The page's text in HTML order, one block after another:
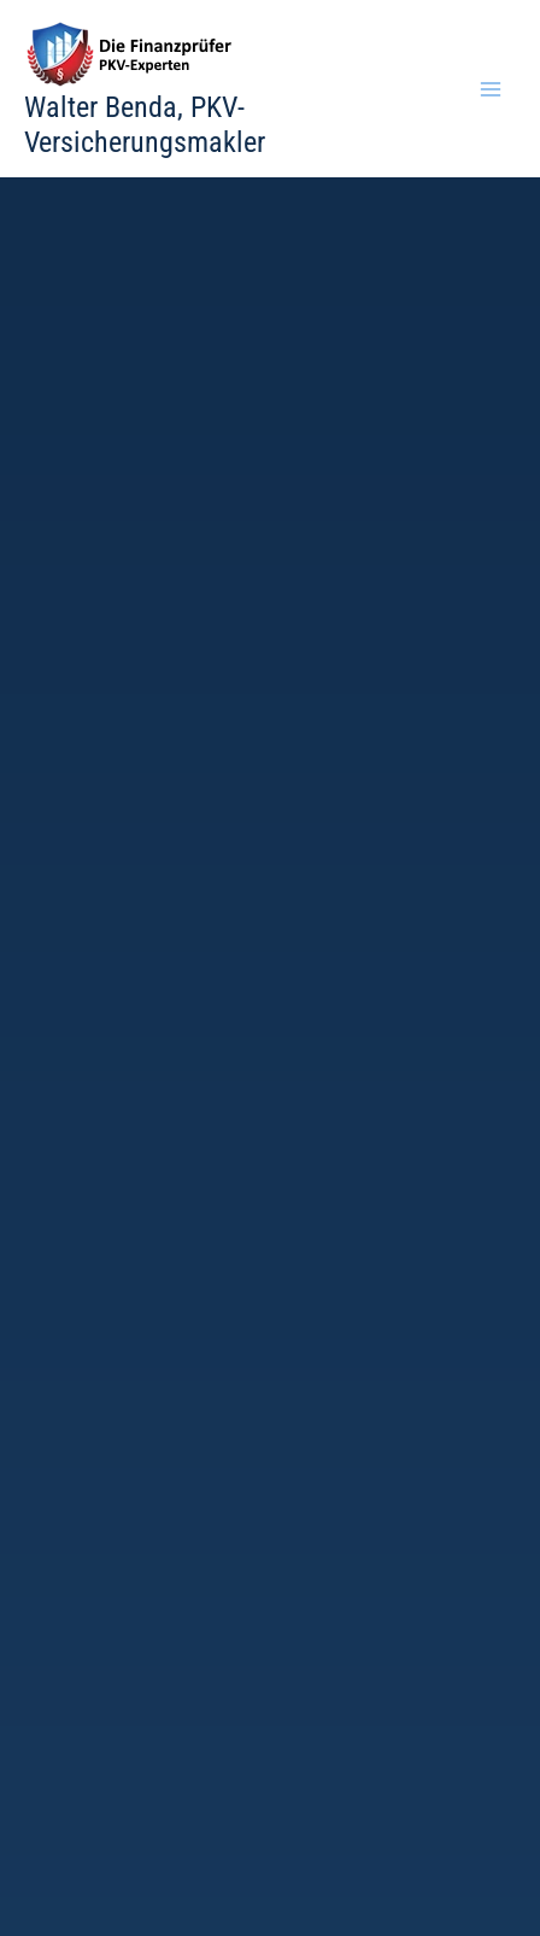
Inhalt
springen
Walter Benda, PKV-
Versicherungsmakler